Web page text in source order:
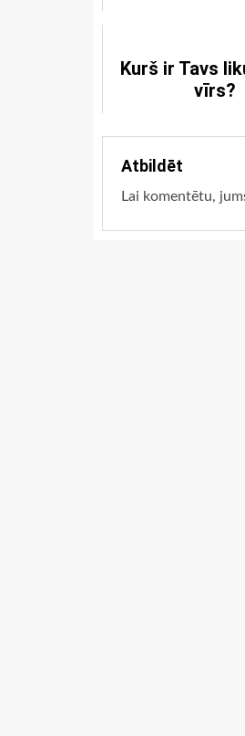
Kurš ir Tavs
vīrs?
Atbildēt
Lai komentētu,